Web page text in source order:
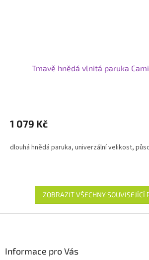
Tmavě hnědá vlnitá paruka
1 079 Kč
dlouhá hnědá paruka, univerzální velikost,
ZOBRAZIT VŠECHNY SOUVISEJÍCÍ
Informace pro Vás